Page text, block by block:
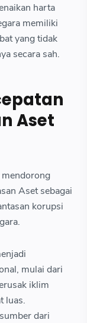
harta
memiliki
yang tidak
secara sah.
Aset
mendorong
Aset sebagai
korupsi
mulai dari
iklim
luas.
dari